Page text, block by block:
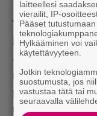
Toton Africa-
Viihdyttävää:
Päälavalla illan
Jacques Costeau
neljän vuoden
päälavalle herätti
musiikillinen
laitteellesi
vierailit, IP-
Pääset
Hylkääminen voi
käytettävyyteen.
Jotkin
suostumusta, jos
vastustaa tätä tai
seuraavalla